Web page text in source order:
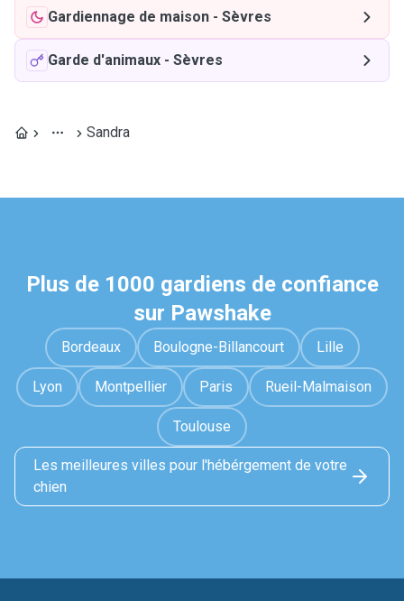
Gardiennage de maison - Sèvres
Garde d'animaux - Sèvres
Sandra
Plus de 1000 gardiens de confiance
sur Pawshake
Bordeaux Boulogne-Billancourt Lille
Lyon Montpellier Paris Rueil-Malmaison
Toulouse
Les meilleures villes pour l'hébérgement de votre
chien